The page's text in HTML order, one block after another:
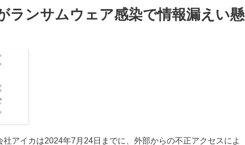
ランサムウェア感染で情報漏えい懸
アイカは2024年7月24日までに、外部からの不正アクセスによ